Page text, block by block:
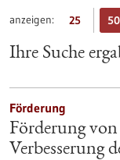
anzeigen: 25 50
Ihre Suche
Förderung
Förderung
Verbesserung